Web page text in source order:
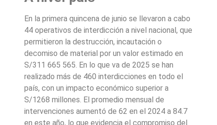
En la primera quincena de junio se llevaron a cabo
44 operativos de interdicción a nivel nacional, que
permitieron la destrucción, incautación o
decomiso de material por un valor estimado en
S/311 665 565. En lo que va de 2025 se han
realizado más de 460 interdicciones en todo el
país, con un impacto económico superior a
S/1268 millones. El promedio mensual de
intervenciones aumentó de 62 en el 2024 a 84.7
en este año, lo que evidencia el compromiso del